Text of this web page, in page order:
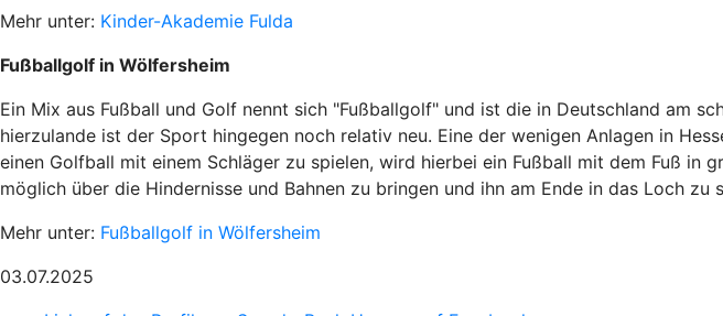
Mehr unter: Kinder-Akademie Fulda
Fußballgolf in Wölfersheim
Ein Mix aus Fußball und Golf nennt sich "Fußballgolf" und ist die in Deutschland am
hierzulande ist der Sport hingegen noch relativ neu. Eine der wenigen Anlagen in
einen Golfball mit einem Schläger zu spielen, wird hierbei ein Fußball mit dem Fuß in
möglich über die Hindernisse und Bahnen zu bringen und ihn am Ende in das Loch zu
Mehr unter: Fußballgolf in Wölfersheim
03.07.2025